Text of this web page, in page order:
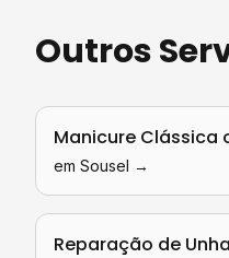
Outros
Manicure Clássica
em Sousel →
Reparação de